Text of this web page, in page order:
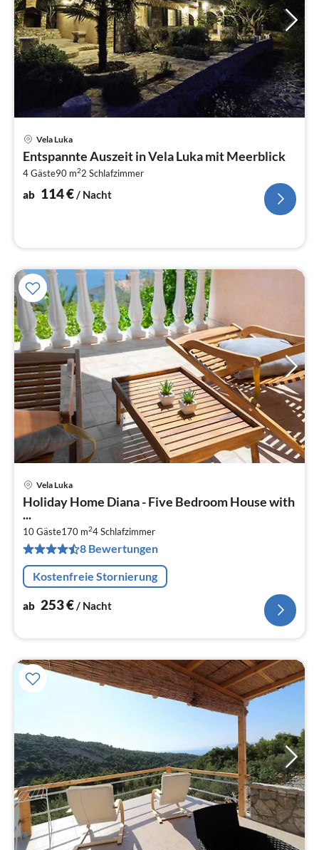
Vela Luka
Entspannte Auszeit in Vela Luka mit Meerblick
4 Gäste90 m22 Schlafzimmer
ab 114€ / Nacht
Vela Luka
Holiday Home Diana - Five Bedroom House with
...
10 Gäste170 m24Schlafzimmer
8 Bewertungen
Kostenfreie Stornierung
ab 253€/ Nacht